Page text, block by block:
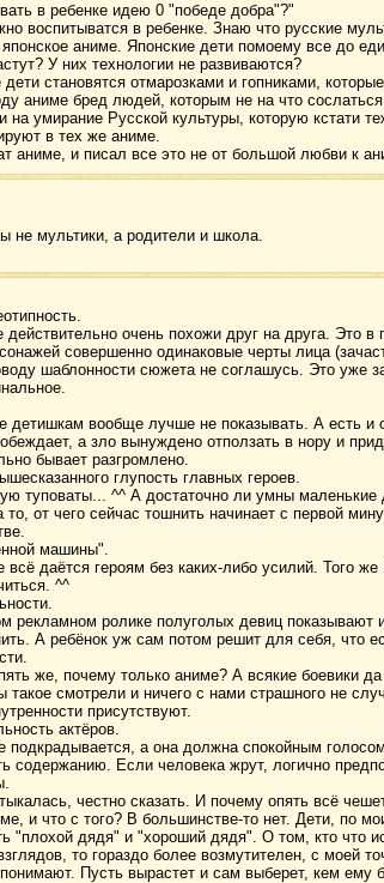
в ребенке идею 0 "победе добра"?"
воспитыватся в ребенке. Знаю что русские
японское аниме. Японские дети помоему все до
У них технологии не развиваются?
становятся отмарозками и гопниками,
аниме бред людей, которым не на что
на умирание Русской культуры, которую кстати
в тех же аниме.
аниме, и писал все это не от большой любви к
не мультики, а родители и школа.
очень похожи друг на друга. Это
совершенно одинаковые черты лица
шаблонности сюжета не соглашусь. Это уже
детишкам вообще лучше не показывать. А есть и
а зло вынуждено отползать в нору и
бывает разгромлено.
глупость главных героев.
туповаты... ^^ А достаточно ли умны маленькие
от чего сейчас тошнить начинает с первой
машины".
всё даётся героям без каких-либо усилий. Того
^^
рекламном ролике полуголых девиц
А ребёнок уж сам потом решит для себя, что
же, почему только аниме? А всякие боевики
смотрели и ничего с нами страшного не
присутствуют.
актёров.
подкрадывается, а она должна спокойным
содержанию. Если человека жрут, логично
честно сказать. И почему опять всё
и что с того? В большинстве-то нет. Дети, по
"плохой дядя" и "хороший дядя". О том, кто что
то гораздо более возмутителен, с моей
Пусть вырастет и сам выберет, кем ему